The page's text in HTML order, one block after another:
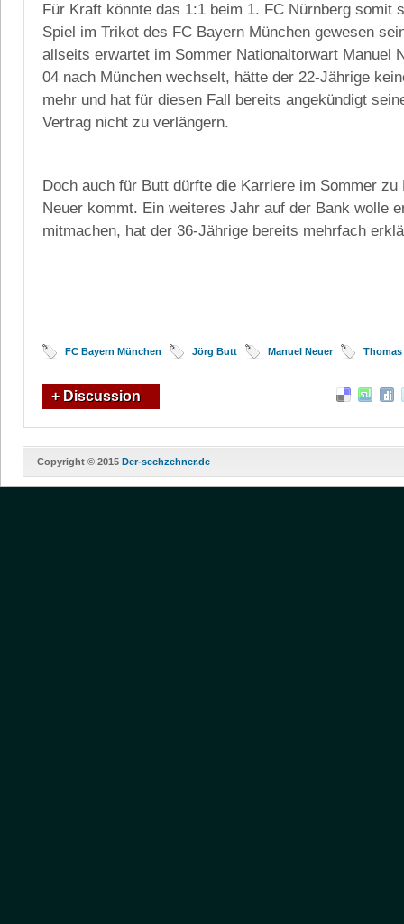
Für Kraft könnte das 1:1 beim 1. FC Nürnberg somit
Spiel im Trikot des FC Bayern München gewesen
allseits erwartet im Sommer Nationaltorwart Manuel
04 nach München wechselt, hätte der 22-Jährige
mehr und hat für diesen Fall bereits angekündigt
Vertrag nicht zu verlängern.
Doch auch für Butt dürfte die Karriere im Sommer zu
Neuer kommt. Ein weiteres Jahr auf der Bank wolle
mitmachen, hat der 36-Jährige bereits mehrfach
FC Bayern München Jörg Butt Manuel Neuer
+ Discussion
Copyright © 2015 Der-sechzehner.de